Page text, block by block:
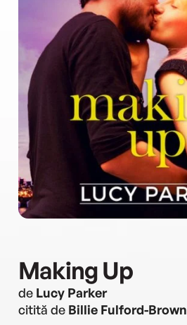
Making Up
de Lucy Parker
citită de Billie Fulford-Brown